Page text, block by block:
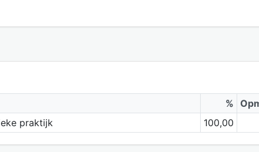
%
praktijk 100,00